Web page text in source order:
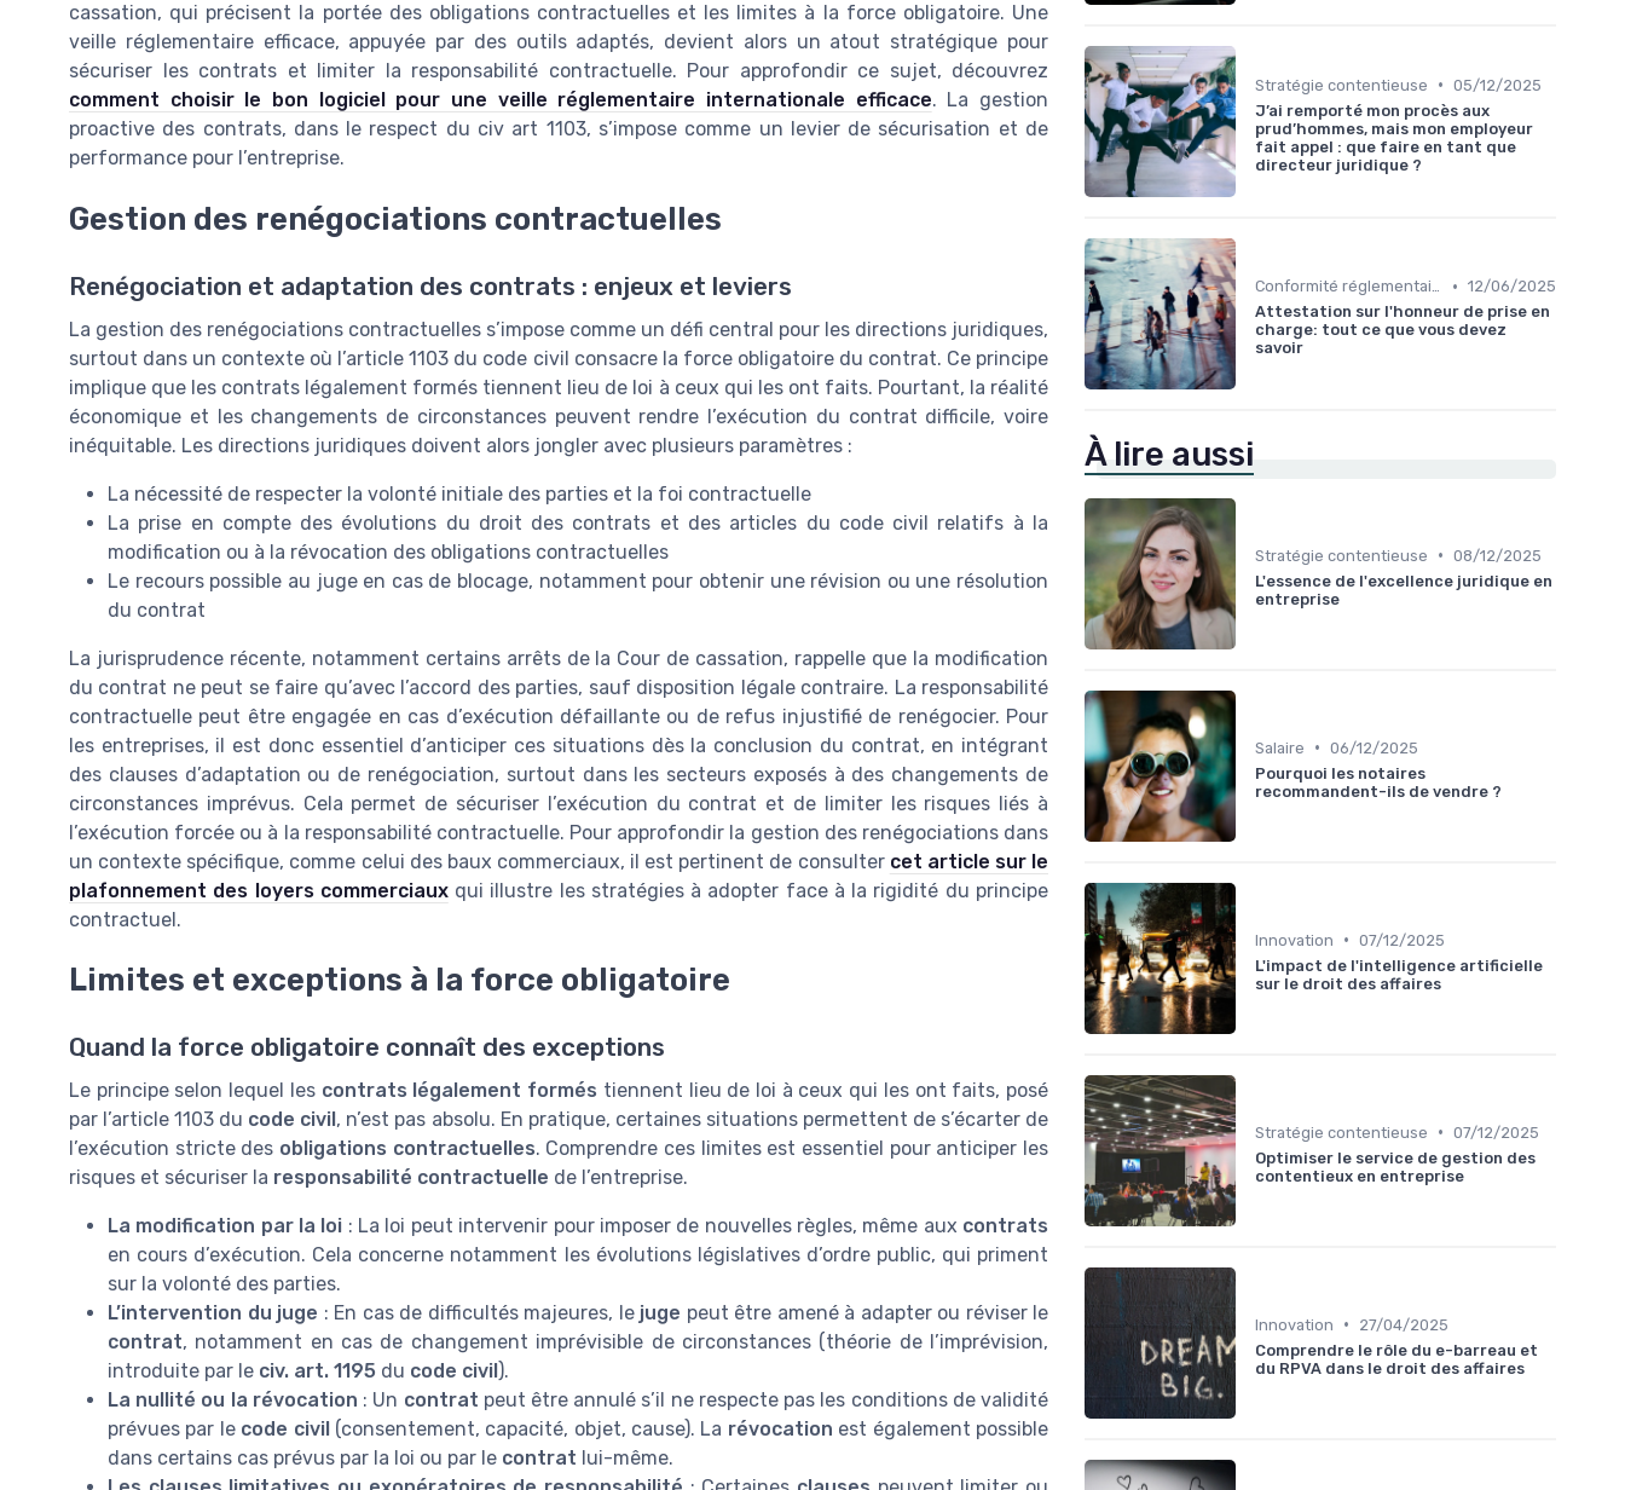
cassation, qui précisent la portée des obligations contractuelles et les limites à la force obligatoire. Une
veille réglementaire efficace, appuyée par des outils adaptés, devient alors un atout stratégique pour
sécuriser les contrats et limiter la responsabilité contractuelle. Pour approfondir ce sujet, découvrez
comment choisir le bon logiciel pour une veille réglementaire internationale efficace. La gestion
proactive des contrats, dans le respect du civ art 1103, s’impose comme un levier de sécurisation et de
performance pour l’entreprise.
Gestion des renégociations contractuelles
Renégociation et adaptation des contrats : enjeux et leviers
La gestion des renégociations contractuelles s’impose comme un défi central pour les directions juridiques,
surtout dans un contexte où l’article 1103 du code civil consacre la force obligatoire du contrat. Ce principe
implique que les contrats légalement formés tiennent lieu de loi à ceux qui les ont faits. Pourtant, la réalité
économique et les changements de circonstances peuvent rendre l’exécution du contrat difficile, voire
inéquitable. Les directions juridiques doivent alors jongler avec plusieurs paramètres :
La nécessité de respecter la volonté initiale des parties et la foi contractuelle
La prise en compte des évolutions du droit des contrats et des articles du code civil relatifs à la
modification ou à la révocation des obligations contractuelles
Le recours possible au juge en cas de blocage, notamment pour obtenir une révision ou une résolution
du contrat
La jurisprudence récente, notamment certains arrêts de la Cour de cassation, rappelle que la modification
du contrat ne peut se faire qu’avec l’accord des parties, sauf disposition légale contraire. La responsabilité
contractuelle peut être engagée en cas d’exécution défaillante ou de refus injustifié de renégocier. Pour
les entreprises, il est donc essentiel d’anticiper ces situations dès la conclusion du contrat, en intégrant
des clauses d’adaptation ou de renégociation, surtout dans les secteurs exposés à des changements de
circonstances imprévus. Cela permet de sécuriser l’exécution du contrat et de limiter les risques liés à
l’exécution forcée ou à la responsabilité contractuelle. Pour approfondir la gestion des renégociations dans
un contexte spécifique, comme celui des baux commerciaux, il est pertinent de consulter cet article sur le
plafonnement des loyers commerciauxqui illustre les stratégies à adopter face à la rigidité du principe
contractuel.
Limites et exceptions à la force obligatoire
Quand la force obligatoire connaît des exceptions
Le principe selon lequel les contrats légalement formés tiennent lieu de loi à ceux qui les ont faits, posé
par l’article 1103 du code civil, n’est pas absolu. En pratique, certaines situations permettent de s’écarter de
l’exécution stricte des obligations contractuelles. Comprendre ces limites est essentiel pour anticiper les
risques et sécuriser la responsabilité contractuelle de l’entreprise.
La modification par la loi : La loi peut intervenir pour imposer de nouvelles règles, même aux contrats
en cours d’exécution. Cela concerne notamment les évolutions législatives d’ordre public, qui priment
sur la volonté des parties.
L’intervention du juge : En cas de difficultés majeures, le juge peut être amené à adapter ou réviser le
contrat, notamment en cas de changement imprévisible de circonstances (théorie de l’imprévision,
introduite par le civ. art. 1195 du code civil).
La nullité ou la révocation : Un contrat peut être annulé s’il ne respecte pas les conditions de validité
prévues par le code civil(consentement, capacité, objet, cause). La révocation est également possible
dans certains cas prévus par la loi ou par le contrat lui-même.
Stratégie contentieuse • 05/12/2025
J’ai remporté mon procès aux
prud’hommes, mais mon employeur
fait appel : que faire en tant que
directeur juridique ?
Conformité réglementaire • 12/06/2025
Attestation sur l'honneur de prise en
charge: tout ce que vous devez
savoir
À lire aussi
Stratégie contentieuse • 08/12/2025
L'essence de l'excellence juridique en
entreprise
Salaire • 06/12/2025
Pourquoi les notaires
recommandent-ils de vendre ?
Innovation • 07/12/2025
L'impact de l'intelligence artificielle
sur le droit des affaires
Stratégie contentieuse • 07/12/2025
Optimiser le service de gestion des
contentieux en entreprise
Innovation •
27/04/2025
Comprendre le rôle du e-barreau et
du RPVA dans le droit des affaires